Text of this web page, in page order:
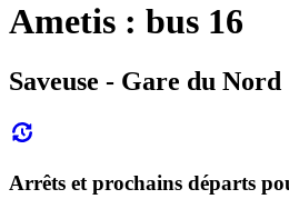
Ametis : bus 16
Saveuse - Gare du Nord
Arrêts et prochains départs